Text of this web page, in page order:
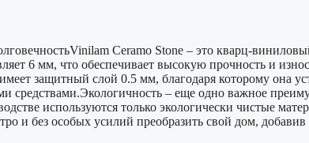
Ceramo Stone – это кварц-
6 мм, что обеспечивает высокую прочность и
защитный слой 0.5 мм, благодаря которому она
– еще одно важное
используются только экологически чистые
и без особых усилий преобразить свой дом,